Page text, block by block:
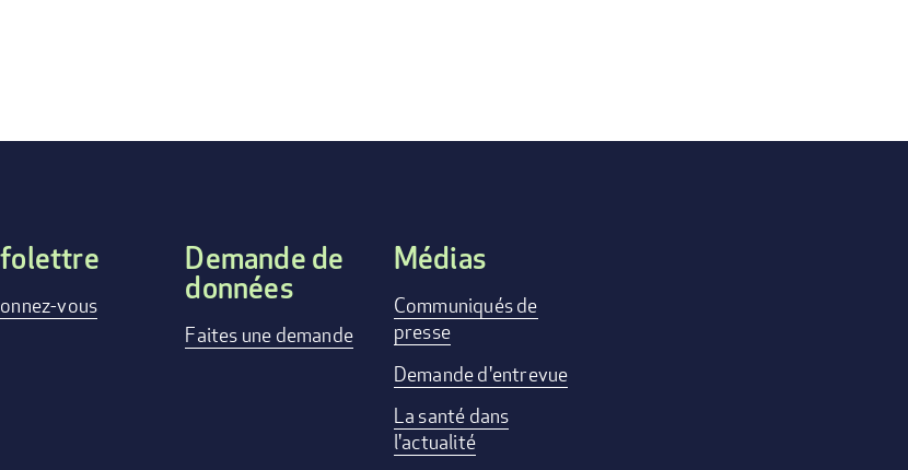
vous
Demande de
données
Faites une demande
Médias
Communiqués de
presse
Demande d'entrevue
La santé dans
l'actualité